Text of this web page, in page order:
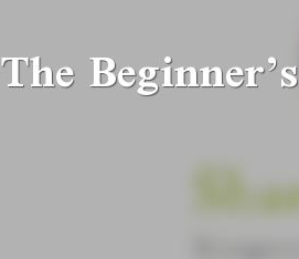
دليل المبتدئ إلى العربية - The Beginner’s